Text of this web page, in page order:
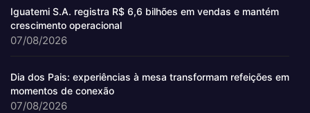
Iguatemi S.A. registra R$ 6,6 bilhões em vendas e mantém
crescimento operacional
07/08/2026
Dia dos Pais: experiências à mesa transformam refeições em
momentos de conexão
07/08/2026